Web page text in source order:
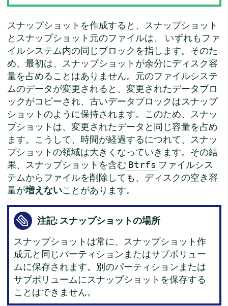
スナップショットを作成すると、スナップショット
とスナップショット元のファイルは、 いずれもファ
イルシステム内の同じブロックを指します。そのた
め、最初は、スナップショットが余分にディスク容
量を占めることはありません。元のファイルシステ
ムのデータが変更されると、変更されたデータブロ
ックがコピーされ、古いデータブロックはスナップ
ショットのように保持されます。このため、スナッ
プショットは、変更されたデータと同じ容量を占め
ます。こうして、時間が経過するにつれて、スナッ
プショットの領域は大きくなっていきます。その結
果、スナップショットを含む Btrfs ファイルシス
テムからファイルを削除しても、ディスクの空き容
量が増えないことがあります。
注記: スナップショットの場所
スナップショットは常に、スナップショット作
成元と同じパーティションまたはサブボリュー
ムに保存されます。別のパーティションまたは
サブボリュームにスナップショットを保存する
ことはできません。